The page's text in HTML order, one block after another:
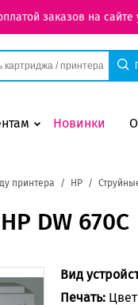
заказов на
Новинки
принтера HP
DW 670C
Вид
Печать: